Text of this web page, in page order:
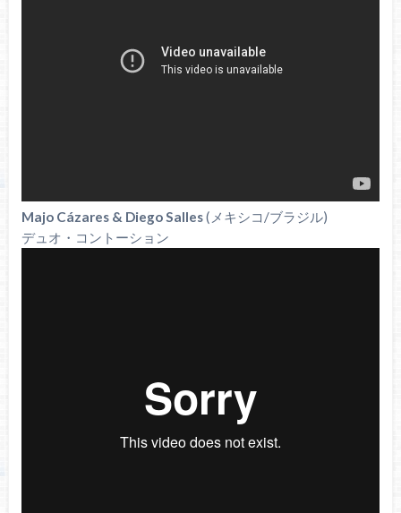
Majo Cázares & Diego Salles(メキシコ/ブラジル)
デュオ・コントーション